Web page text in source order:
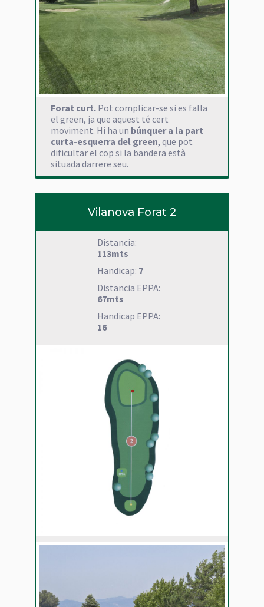
Forat curt. Pot complicar-se si es falla
el green, ja que aquest té cert
moviment. Hi ha un búnquer a la part
curta-esquerra del green, que pot
dificultar el cop si la bandera està
situada darrere seu.
Vilanova Forat 2
Distancia:
113mts
Handicap: 7
Distancia EPPA:
67mts
Handicap EPPA:
16